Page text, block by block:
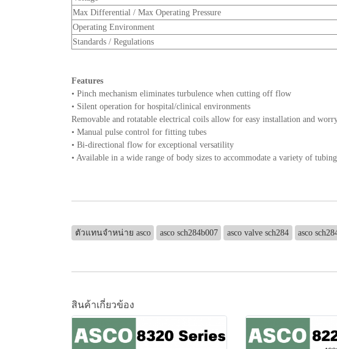
Max Differential / Max Operating Pressure
Operating Environment
Standards / Regulations
Features
• Pinch mechanism eliminates turbulence when cutting off flow
• Silent operation for hospital/clinical environments
Removable and rotatable electrical coils allow for easy installation and
• Manual pulse control for fitting tubes
• Bi-directional flow for exceptional versatility
• Available in a wide range of body sizes to accommodate a variety of
ตัวแทนจำหน่าย asco asco sch284b007 asco valve sch284 asco
สินค้าเกี่ยวข้อง